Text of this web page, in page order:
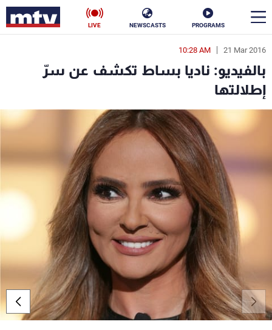
PROGRAMS
NEWSCASTS
LIVE
21 Mar 2016
10:28 AM
بالفيديو: ناديا بساط تكشف عن سرّ
إطلالتها
en
الأخبار
سياسة ناس
فن
كأس العالم
جدول البرامج
شاهد البرامج
الترددات